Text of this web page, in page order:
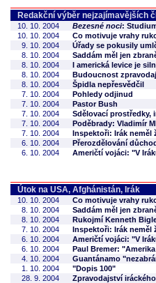
Redakční výběr nejzajímavějších
10. 10. 2004 Bezesné noci:
10. 10. 2004
Co motivuje vrahy
9. 10. 2004
Úřady se pokusily
8. 10. 2004
Saddám měl jen
8. 10. 2004
I americká levice je
8. 10. 2004
Budoucnost
8. 10. 2004
Špidla nepřesvědčil
7. 10. 2004
Pohledy odjinud
7. 10. 2004
Pastor Bush
7. 10. 2004
Sdělovací prostředky,
7. 10. 2004
Poděbrady: Vladimír
7. 10. 2004
Inspektoři: Irák neměl
6. 10. 2004
Přerozdělování
6. 10. 2004
Američtí vojáci: "V
Útok na USA, Afghánistán, Irák
10. 10. 2004
Co motivuje vrahy
8. 10. 2004
Saddám měl jen
8. 10. 2004
Rukojmí Kenneth
7. 10. 2004
Inspektoři: Irák neměl
6. 10. 2004
Američtí vojáci: "V
6. 10. 2004
Paul Bremer:
4. 10. 2004
Guantánamo
1. 10. 2004
"Dopis 100"
28. 9. 2004
Zpravodajství